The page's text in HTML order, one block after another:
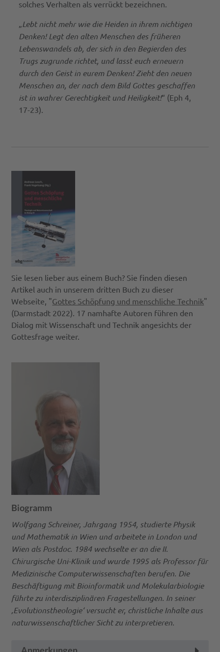
solches Verhalten als verrückt bezeichnen.
„Lebt nicht mehr wie die Heiden in ihrem nichtigen
Denken! Legt den alten Menschen des früheren
Lebenswandels ab, der sich in den Begierden des
Trugs zugrunde richtet, und lasst euch erneuern
durch den Geist in eurem Denken! Zieht den neuen
Menschen an, der nach dem Bild Gottes geschaffen
ist in wahrer Gerechtigkeit und Heiligkeit!“ (Eph 4,
17-23).
Sie lesen lieber aus einem Buch? Sie finden diesen
Artikel auch in unserem dritten Buch zu dieser
Webseite, "Gottes Schöpfung und menschliche Technik"
(Darmstadt 2022). 17 namhafte Autoren führen den
Dialog mit Wissenschaft und Technik angesichts der
Gottesfrage weiter.
Biogramm
Wolfgang Schreiner, Jahrgang 1954, studierte Physik
und Mathematik in Wien und arbeitete in London und
Wien als Postdoc. 1984 wechselte er an die II.
Chirurgische Uni-Klinik und wurde 1995 als Professor für
Medizinische Computerwissenschaften berufen. Die
Beschäftigung mit Bioinformatik und Molekularbiologie
führte zu interdisziplinären Fragestellungen. In seiner
‚Evolutionstheologie‘ versucht er, christliche Inhalte aus
naturwissenschaftlicher Sicht zu interpretieren.